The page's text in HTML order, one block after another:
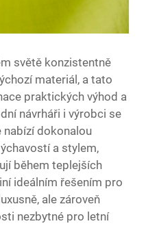
světě konzistentně
materiál, a tato
praktických výhod a
návrháři i výrobci se
nabízí dokonalou
a stylem,
během teplejších
ideálním řešením pro
ale zároveň
nezbytné pro letní